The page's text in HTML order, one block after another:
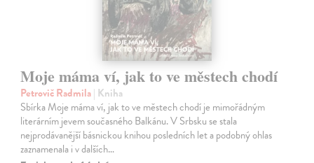
Moje máma ví, jak to ve městech chodí
Petrovič Radmila| Kniha
Sbírka Moje máma ví, jak to ve městech chodí je mimořádným
literárním jevem současného Balkánu. V Srbsku se stala
nejprodávanější básnickou knihou posledních let a podobný ohlas
zaznamenala i v dalších…